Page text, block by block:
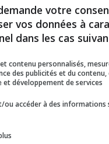
cinéma
votre
vos données à
dans les cas
contenu personnalisés,
des publicités et du contenu,
et développement de services
ou accéder à des informations